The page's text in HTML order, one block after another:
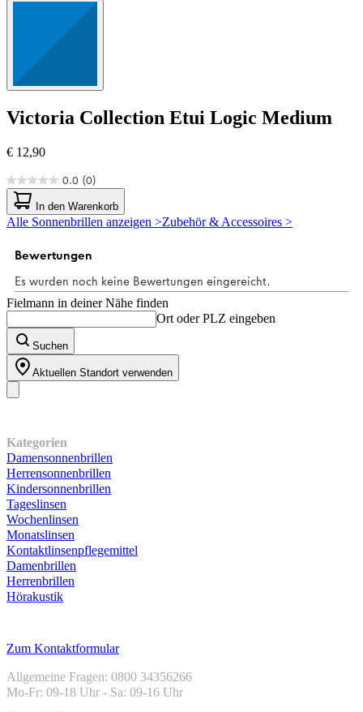
Victoria Collection Etui Logic Medium
€ 12,90
0.0 (0)
0.0
von
5
Sternen.
In den Warenkorb
Alle Sonnenbrillen anzeigen >Zubehör & Accessoires >
Fielmann in deiner Nähe finden
Ort oder PLZ eingeben
Suchen
Aktuellen Standort verwenden
Kategorien
Damensonnenbrillen
Herrensonnenbrillen
Kindersonnenbrillen
Tageslinsen
Wochenlinsen
Monatslinsen
Kontaktlinsenpflegemittel
Damenbrillen
Herrenbrillen
Hörakustik
Zum Kontaktformular
Allgemeine Fragen: 0800 34356266
Mo-Fr: 09-18 Uhr - Sa: 09-16 Uhr